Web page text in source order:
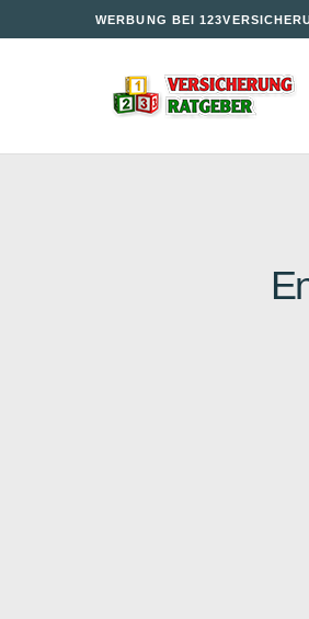
WERBUNG BEI